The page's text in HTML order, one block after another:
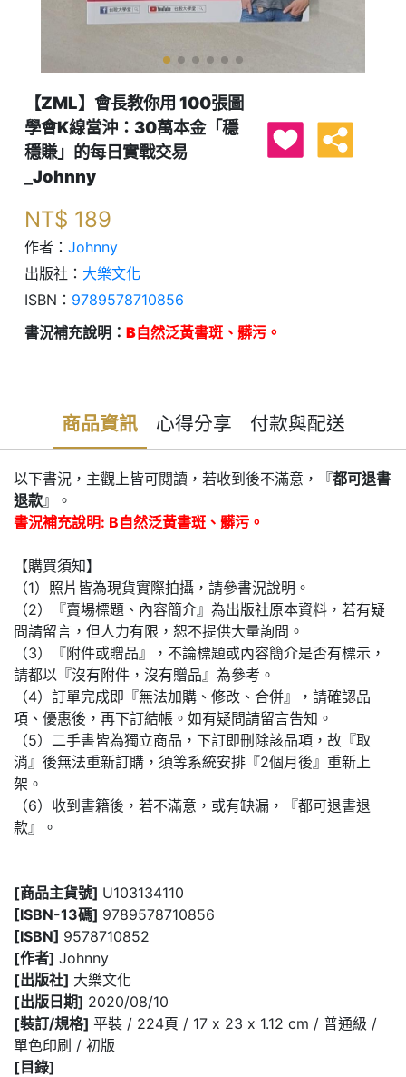
【ZML】會長教你用 100張圖
學會K線當沖：30萬本金「穩
穩賺」的每日實戰交易
_Johnny
NT$ 189
作者： Johnny
出版社： 大樂文化
ISBN： 9789578710856
書況補充說明： B自然泛黃書斑、髒污。
商品資訊 心得分享 付款與配送
以下書況，主觀上皆可閱讀，若收到後不滿意，『都可退書
退款』。
書況補充說明: B自然泛黃書斑、髒污。
【購買須知】
（1）照片皆為現貨實際拍攝，請參書況說明。
（2）『賣場標題、內容簡介』為出版社原本資料，若有疑
問請留言，但人力有限，恕不提供大量詢問。
（3）『附件或贈品』，不論標題或內容簡介是否有標示，
請都以『沒有附件，沒有贈品』為參考。
（4）訂單完成即『無法加購、修改、合併』，請確認品
項、優惠後，再下訂結帳。如有疑問請留言告知。
（5）二手書皆為獨立商品，下訂即刪除該品項，故『取
消』後無法重新訂購，須等系統安排『2個月後』重新上
架。
（6）收到書籍後，若不滿意，或有缺漏，『都可退書退
款』。
[商品主貨號] U103134110
[ISBN-13碼] 9789578710856
[ISBN] 9578710852
[作者] Johnny
[出版社] 大樂文化
[出版日期] 2020/08/10
[裝訂/規格] 平裝 / 224頁 / 17 x 23 x 1.12 cm / 普通級 /
單色印刷 / 初版
[目錄]